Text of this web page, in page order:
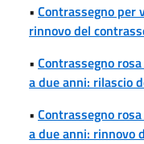
• Contrassegno per
rinnovo del
• Contrassegno
a due anni: rilascio
• Contrassegno
a due anni: rinnovo